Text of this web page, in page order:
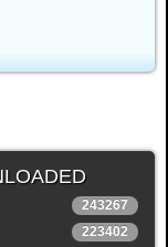
243267
223402